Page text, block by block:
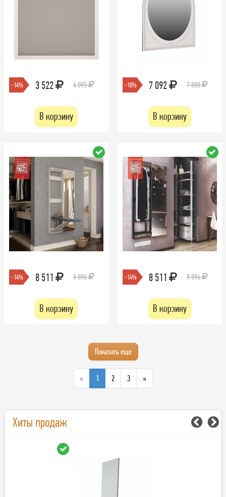
-14% 3 522 4 095
В корзину
-10% 7 092 7 880
В корзину
-14% 8 511 9 896
В корзину
-14% 8 511 9 896
В корзину
Показать еще
« 1 2 3 »
Хиты продаж